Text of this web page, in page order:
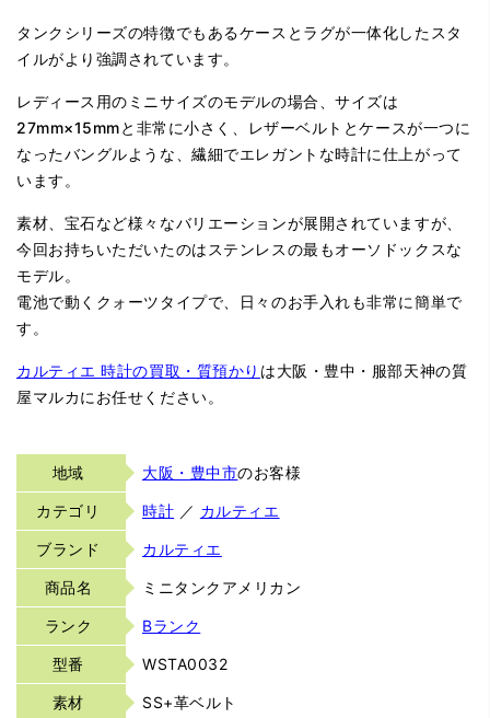
タンクシリーズの特徴でもあるケースとラグが一体化したスタ
イルがより強調されています。
レディース用のミニサイズのモデルの場合、サイズは
27mm×15mmと非常に小さく、レザーベルトとケースが一つに
なったバングルような、繊細でエレガントな時計に仕上がって
います。
素材、宝石など様々なバリエーションが展開されていますが、
今回お持ちいただいたのはステンレスの最もオーソドックスな
モデル。
電池で動くクォーツタイプで、日々のお手入れも非常に簡単で
す。
カルティエ 時計の買取・質預かり は大阪・豊中・服部天神の質
屋マルカにお任せください。
地域 大阪・豊中市のお客様
カテゴリ 時計 ／ カルティエ
ブランド カルティエ
商品名 ミニタンクアメリカン
ランク Bランク
型番 WSTA0032
素材 SS+革ベルト